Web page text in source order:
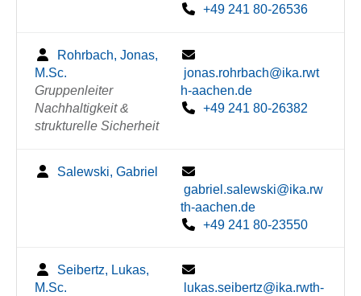
+49 241 80-26536
Rohrbach, Jonas,
M.Sc.
Gruppenleiter
Nachhaltigkeit &
strukturelle Sicherheit
jonas.rohrbach@ika.rwt
h-aachen.de
+49 241 80-26382
Salewski, Gabriel
gabriel.salewski@ika.rw
th-aachen.de
+49 241 80-23550
Seibertz, Lukas,
M.Sc.
lukas.seibertz@ika.rwth-